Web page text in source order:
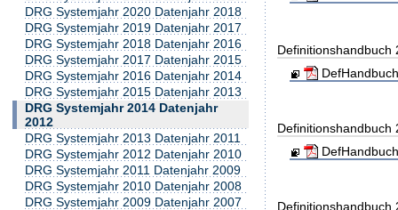
Definitionshandbuch
Definitionshandbuch
Definitionshandbuch
DRG Systemjahr 2020 Datenjahr 2018
DRG Systemjahr 2019 Datenjahr 2017
DRG Systemjahr 2018 Datenjahr 2016
DRG Systemjahr 2017 Datenjahr 2015
DRG Systemjahr 2016 Datenjahr 2014
DRG Systemjahr 2015 Datenjahr 2013
DRG Systemjahr 2014 Datenjahr
2012
DRG Systemjahr 2013 Datenjahr 2011
DRG Systemjahr 2012 Datenjahr 2010
DRG Systemjahr 2011 Datenjahr 2009
DRG Systemjahr 2010 Datenjahr 2008
DRG Systemjahr 2009 Datenjahr 2007